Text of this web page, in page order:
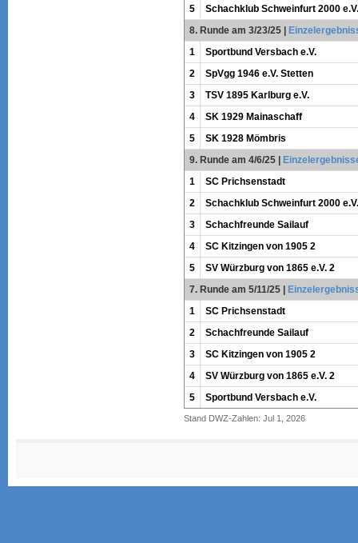
5
Schachklub Schweinfurt 2000 e.V.
8. Runde am 3/23/25|
1
Sportbund Versbach e.V.
2
SpVgg 1946 e.V. Stetten
3
TSV 1895 Karlburg e.V.
4
SK 1929 Mainaschaff
5
SK 1928 Mömbris
9. Runde am 4/6/25|
1
SC Prichsenstadt
2
Schachklub Schweinfurt 2000 e.V.
3
Schachfreunde Sailauf
4
SC Kitzingen von 1905 2
5
SV Würzburg von 1865 e.V. 2
7. Runde am 5/11/25|
1
SC Prichsenstadt
2
Schachfreunde Sailauf
3
SC Kitzingen von 1905 2
4
SV Würzburg von 1865 e.V. 2
5
Sportbund Versbach e.V.
Stand DWZ-Zahlen: Jul 1, 2026